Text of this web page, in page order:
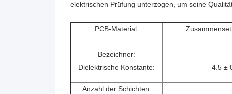
elektrischen Prüfung unterzogen, um seine
PCB-Material:
Bezeichner:
Dielektrische Konstante:
4.5 ±
Anzahl der Schichten: